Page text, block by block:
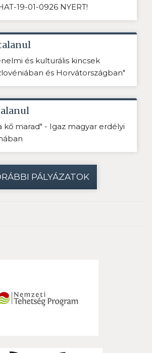
19-01-0926 NYERT!
és kulturális kincsek
és Horvátországban"
kő marad" - Igaz magyar erdélyi
PÁLYÁZATOK